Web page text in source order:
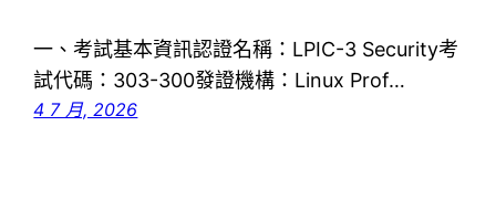
一、考試基本資訊認證名稱：LPIC-3 Security考
試代碼：303-300發證機構：Linux Prof…
4 7 月, 2026